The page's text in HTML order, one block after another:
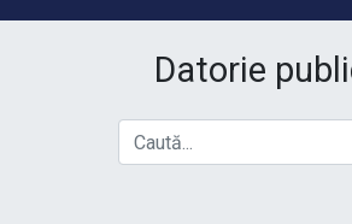
Datorie